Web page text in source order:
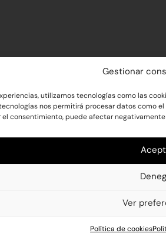
Gestionar
utilizamos tecnologías como las
nos permitirá procesar datos como
el consentimiento, puede afectar
Ver
Política de cookies